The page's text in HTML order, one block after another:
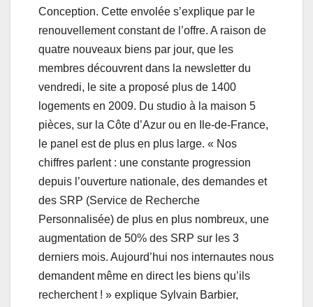
Conception. Cette envolée s’explique par le
renouvellement constant de l’offre. A raison de
quatre nouveaux biens par jour, que les
membres découvrent dans la newsletter du
vendredi, le site a proposé plus de 1400
logements en 2009. Du studio à la maison 5
pièces, sur la Côte d’Azur ou en Ile-de-France,
le panel est de plus en plus large. « Nos
chiffres parlent : une constante progression
depuis l’ouverture nationale, des demandes et
des SRP (Service de Recherche
Personnalisée) de plus en plus nombreux, une
augmentation de 50% des SRP sur les 3
derniers mois. Aujourd’hui nos internautes nous
demandent même en direct les biens qu’ils
recherchent ! » explique Sylvain Barbier,